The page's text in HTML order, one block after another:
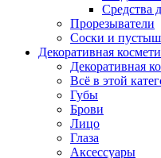
Средства
Прорезыватели
Соски и
Декоративная
Декоративная
Всё в этой
Губы
Брови
Лицо
Глаза
Аксессуары